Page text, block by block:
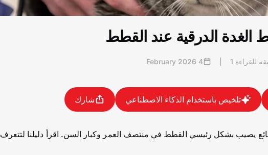
الدرقية عند القطط
للقراءة 1 4 February 2026
تلخيص باستخدام الذكاء الاصطناعي شارك
يصيب بشكل رئيسي القطط في منتصف العمر وكبار السن. اقرأ دليلنا لتتعرف